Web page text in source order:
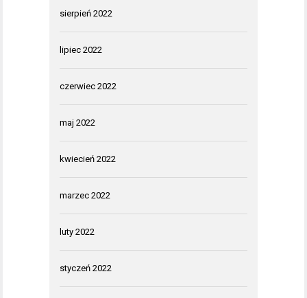
sierpień 2022
lipiec 2022
czerwiec 2022
maj 2022
kwiecień 2022
marzec 2022
luty 2022
styczeń 2022